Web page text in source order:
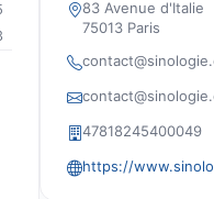
83 Avenue d'Italie
75013 Paris
47818245400049
https://